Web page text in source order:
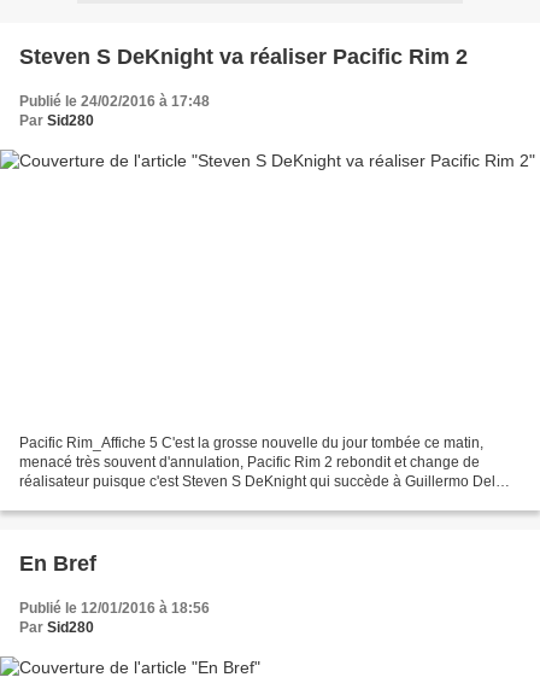
Steven S DeKnight va réaliser Pacific Rim 2
Publié le 24/02/2016 à 17:48
Par Sid280
Pacific Rim_Affiche 5 C'est la grosse nouvelle du jour tombée ce matin,
menacé très souvent d'annulation, Pacific Rim 2 rebondit et change de
réalisateur puisque c'est Steven S DeKnight qui succède à Guillermo Del
En Bref
Publié le 12/01/2016 à 18:56
Par Sid280